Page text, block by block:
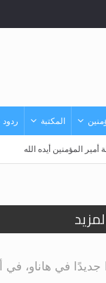
المكتبة
أمير المؤمنين أيده الله
في هاناو، في